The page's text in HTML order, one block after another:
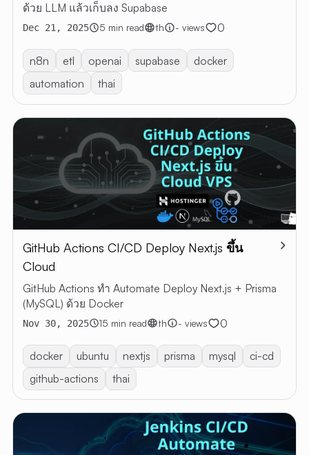
ด้วย LLM แล้วเก็บลง Supabase
Dec 21, 2025 5 min read th - views 0
n8n etl openai supabase
docker
automation
thai
GitHub Actions CI/CD Deploy Next.js ขึ้น
Cloud
GitHub Actions ทำ Automate Deploy Next.js + Prisma
(MySQL) ด้วย Docker
Nov 30, 2025 15 min read th - views 0
docker ubuntu nextjs prisma mysql
ci-cd
github-actions
thai